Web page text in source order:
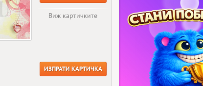
Виж картичките
ИЗПРАТИ КАРТИЧКА